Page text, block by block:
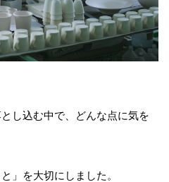
し込む中で、どんな点に気を
」を大切にしました。